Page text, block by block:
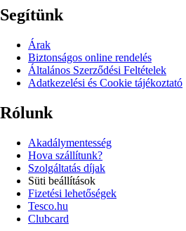
Segítünk
Árak
Biztonságos online rendelés
Általános Szerződési Feltételek
Adatkezelési és Cookie tájékoztató
Rólunk
Akadálymentesség
Hova szállítunk?
Szolgáltatás díjak
Süti beállítások
Fizetési lehetőségek
Tesco.hu
Clubcard